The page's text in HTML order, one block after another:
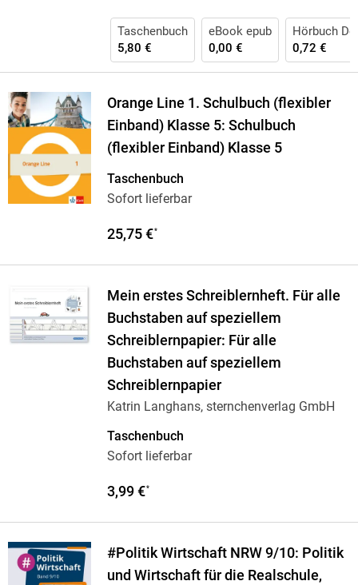
Taschenbuch
5,80 €
eBook epub
0,00 €
Hörbuch
0,72 €
Orange Line 1. Schulbuch (flexibler
Einband) Klasse 5: Schulbuch
(flexibler Einband) Klasse 5
Taschenbuch
Sofort lieferbar
25,75 €*
Mein erstes Schreiblernheft. Für alle
Buchstaben auf speziellem
Schreiblernpapier: Für alle
Buchstaben auf speziellem
Schreiblernpapier
Katrin Langhans, sternchenverlag GmbH
Taschenbuch
Sofort lieferbar
3,99 €*
#Politik Wirtschaft NRW 9/10: Politik
und Wirtschaft für die Realschule,